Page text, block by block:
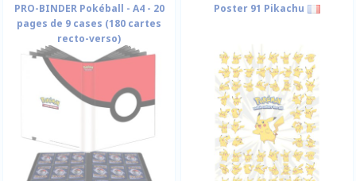
PRO-BINDER Pokéball - A4 - 20
pages de 9 cases (180 cartes
recto-verso)
Poster 91 Pikachu